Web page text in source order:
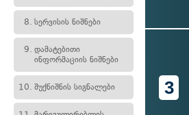
8. სერვისის ნიშნები
9. დამატებითი
ინფორმაციის ნიშნები
10. შუქნიშნის სიგნალები 3